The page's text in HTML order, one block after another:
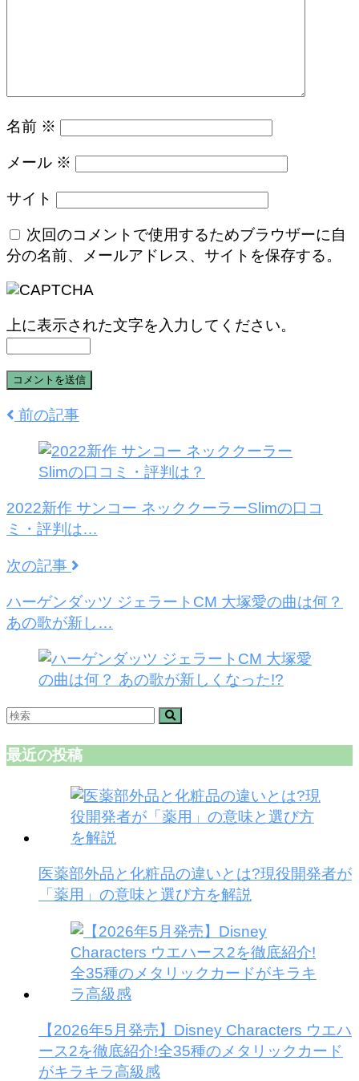
名前 ※
メール ※
サイト
次回のコメントで使用するためブラウザーに自
分の名前、メールアドレス、サイトを保存する。
上に表示された文字を入力してください。
前の記事
2022新作 サンコー ネッククーラーSlimの口コ
ミ・評判は…
次の記事
ハーゲンダッツ ジェラートCM 大塚愛の曲は何？
あの歌が新し…
最近の投稿
医薬部外品と化粧品の違いとは?現役開発者が
「薬用」の意味と選び方を解説
【2026年5月発売】Disney Characters ウエハ
ース2を徹底紹介!全35種のメタリックカード
がキラキラ高級感